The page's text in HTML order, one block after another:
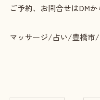
ご予約、お問合せはDMか
マッサージ/占い/豊橋市/